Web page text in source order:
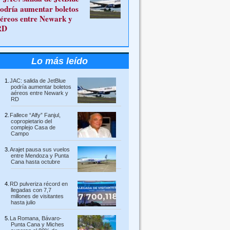
aumentar boletos
entre Newark y
Lo más leído
JAC: salida de JetBlue
podría aumentar boletos
aéreos entre Newark y
RD
Fallece “Alfy” Fanjul,
copropietario del
complejo Casa de
Campo
Arajet pausa sus vuelos
entre Mendoza y Punta
Cana hasta octubre
RD pulveriza récord en
llegadas con 7,7
millones de visitantes
hasta julio
La Romana, Bávaro-
Punta Cana y Miches